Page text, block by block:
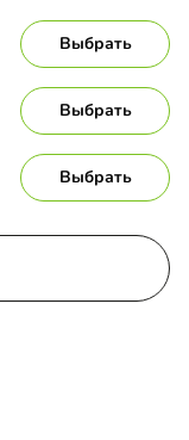
Выбрать
Выбрать
Выбрать